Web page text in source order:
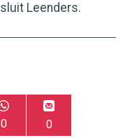
Leenders.
0 0